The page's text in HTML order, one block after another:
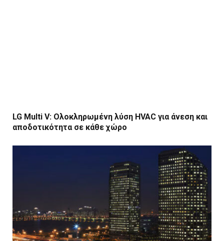
LG Multi V: Ολοκληρωμένη λύση HVAC για άνεση και
αποδοτικότητα σε κάθε χώρο